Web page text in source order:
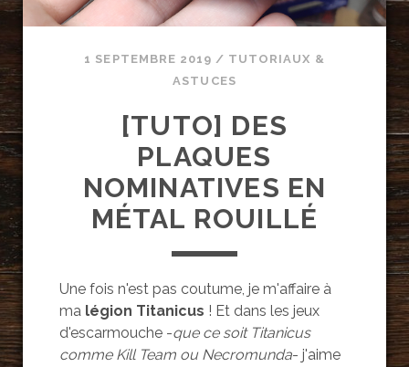
1 SEPTEMBRE 2019 / TUTORIAUX &
ASTUCES
[TUTO] DES
PLAQUES
NOMINATIVES EN
MÉTAL ROUILLÉ
Une fois n'est pas coutume, je m'affaire à
ma légion Titanicus ! Et dans les jeux
d'escarmouche -que ce soit Titanicus
comme Kill Team ou Necromunda- j'aime